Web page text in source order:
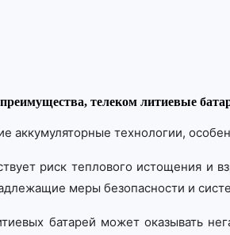
телеком литиевые
аккумуляторные технологии,
риск теплового истощения и
меры безопасности и
батарей может оказывать